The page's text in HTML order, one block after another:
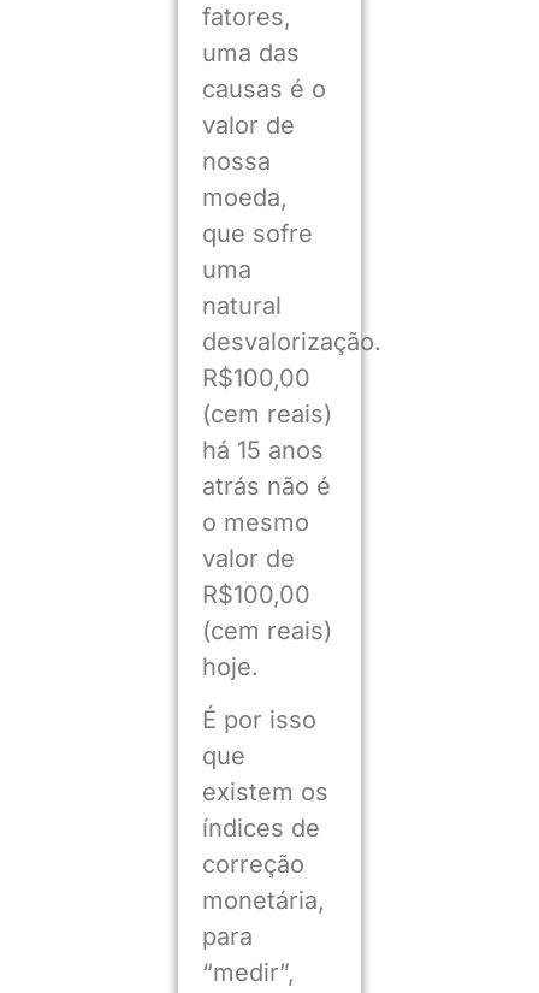
fatores,
uma das
causas é o
valor de
nossa
moeda,
que sofre
uma
natural
desvalorização.
R$100,00
(cem reais)
há 15 anos
atrás não é
o mesmo
valor de
R$100,00
(cem reais)
hoje.
É por isso
que
existem os
índices de
correção
monetária,
para
“medir”,